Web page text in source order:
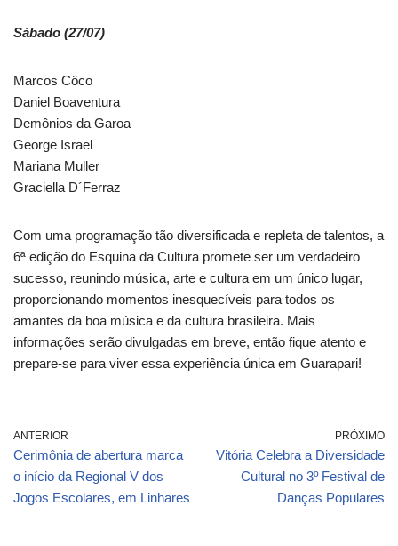
Sábado (27/07)
Marcos Côco
Daniel Boaventura
Demônios da Garoa
George Israel
Mariana Muller
Graciella D´Ferraz
Com uma programação tão diversificada e repleta de talentos, a
6ª edição do Esquina da Cultura promete ser um verdadeiro
sucesso, reunindo música, arte e cultura em um único lugar,
proporcionando momentos inesquecíveis para todos os
amantes da boa música e da cultura brasileira. Mais
informações serão divulgadas em breve, então fique atento e
prepare-se para viver essa experiência única em Guarapari!
ANTERIOR
Cerimônia de abertura marca
o início da Regional V dos
Jogos Escolares, em Linhares
PRÓXIMO
Vitória Celebra a Diversidade
Cultural no 3º Festival de
Danças Populares